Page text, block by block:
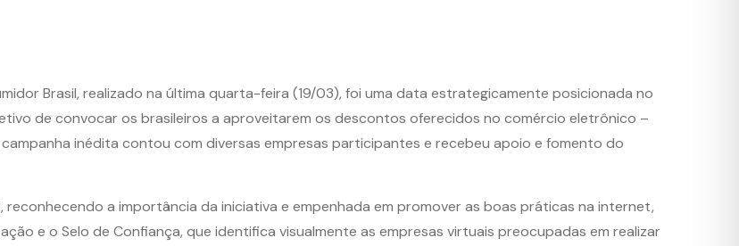
Brasil, realizado na última quarta-feira (19/03), foi uma data estrategicamente posicionada no
de convocar os brasileiros a aproveitarem os descontos oferecidos no comércio eletrônico –
inédita contou com diversas empresas participantes e recebeu apoio e fomento do
a importância da iniciativa e empenhada em promover as boas práticas na internet,
e o Selo de Confiança, que identifica visualmente as empresas virtuais preocupadas em realizar